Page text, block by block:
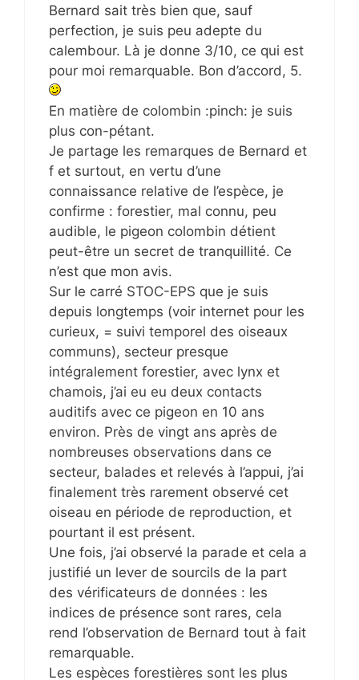
Bernard sait très bien que, sauf
perfection, je suis peu adepte du
calembour. Là je donne 3/10, ce qui est
pour moi remarquable. Bon d’accord, 5.
En matière de colombin :pinch: je suis
plus con-pétant.
Je partage les remarques de Bernard et
f et surtout, en vertu d’une
connaissance relative de l’espèce, je
confirme : forestier, mal connu, peu
audible, le pigeon colombin détient
peut-être un secret de tranquillité. Ce
n’est que mon avis.
Sur le carré STOC-EPS que je suis
depuis longtemps (voir internet pour les
curieux, = suivi temporel des oiseaux
communs), secteur presque
intégralement forestier, avec lynx et
chamois, j’ai eu eu deux contacts
auditifs avec ce pigeon en 10 ans
environ. Près de vingt ans après de
nombreuses observations dans ce
secteur, balades et relevés à l’appui, j’ai
finalement très rarement observé cet
oiseau en période de reproduction, et
pourtant il est présent.
Une fois, j’ai observé la parade et cela a
justifié un lever de sourcils de la part
des vérificateurs de données : les
indices de présence sont rares, cela
rend l’observation de Bernard tout à fait
remarquable.
Les espèces forestières sont les plus